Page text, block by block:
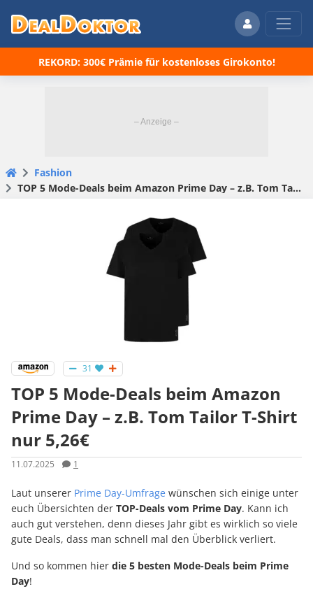
REKORD: 300€ Prämie für kostenloses Girokonto!
Fashion
TOP 5 Mode-Deals beim Amazon Prime Day – z.B. Tom Tailor T-Shirt nur 5,26€
31
TOP 5 Mode-Deals beim Amazon
Prime Day – z.B. Tom Tailor T-Shirt
nur 5,26€
11.07.2025 1
Laut unserer Prime Day-Umfrage wünschen sich einige unter
euch Übersichten der TOP-Deals vom Prime Day. Kann ich
auch gut verstehen, denn dieses Jahr gibt es wirklich so viele
gute Deals, dass man schnell mal den Überblick verliert.
Und so kommen hier die 5 besten Mode-Deals beim Prime
Day!